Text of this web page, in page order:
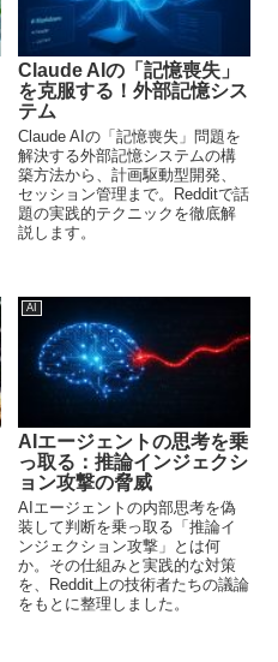
Claude AIの「記憶喪失」
を克服する！外部記憶シス
テム
Claude AIの「記憶喪失」問題を
解決する外部記憶システムの構
築方法から、計画駆動型開発、
セッション管理まで。Redditで話
題の実践的テクニックを徹底解
説します。
AI
AIエージェントの思考を乗
っ取る：推論インジェクシ
ョン攻撃の脅威
AIエージェントの内部思考を偽
装して判断を乗っ取る「推論イ
ンジェクション攻撃」とは何
か。その仕組みと実践的な対策
を、Reddit上の技術者たちの議論
をもとに整理しました。